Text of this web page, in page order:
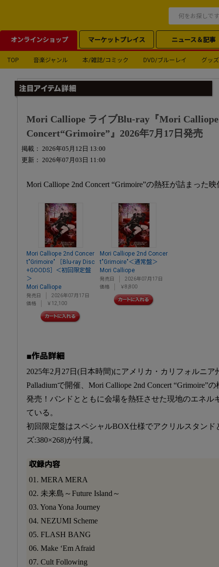
オンラインショップ マーケットプレイス ニュース＆記事
TOP 音楽ジャンル 本/雑誌/コミック DVD/ブルーレイ グッズ
Mori Calliope ライブBlu-ray『Mori
Concert“Grimoire”』2026年7月17日発売
掲載： 2026年05月12日 13:00
更新： 2026年07月03日 11:00
Mori Calliope 2nd Concert “Grimoire”の熱狂が詰まった
Mori Calliope 2nd Concer
t"Grimoire" ［Blu-ray Disc
+GOODS］＜初回限定盤
＞
Mori Calliope
発売日
2026年07月17日
価格
￥12,100
Mori Calliope 2nd Concer
t"Grimoire"＜通常盤＞
Mori Calliope
発売日
2026年07月17日
価格
￥8,800
■作品詳細
2025年2月27日(日本時間)にアメリカ・カリフォルニ
Palladiumで開催、Mori Calliope 2nd Concert “Grimoire”
発売！バンドとともに会場を熱狂させた現地のエネル
ている。
初回限定盤はスペシャルBOX仕様でアクリルスタンド
ズ:380×268)が付属。
収録内容
01. MERA MERA
02. 未来島～Future Island～
03. Yona Yona Journey
04. NEZUMI Scheme
05. FLASH BANG
06. Make ‘Em Afraid
07. Cult Following